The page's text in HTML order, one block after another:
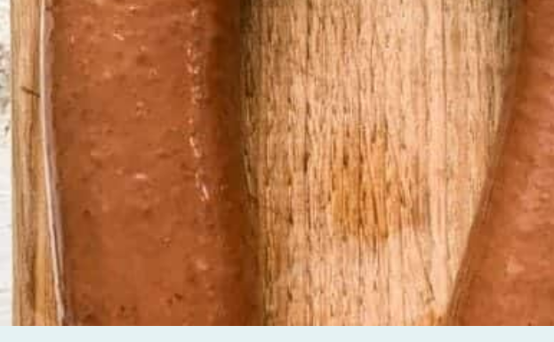
borrelhapjes desserts
voorgerechten drankjes
zomer
slow